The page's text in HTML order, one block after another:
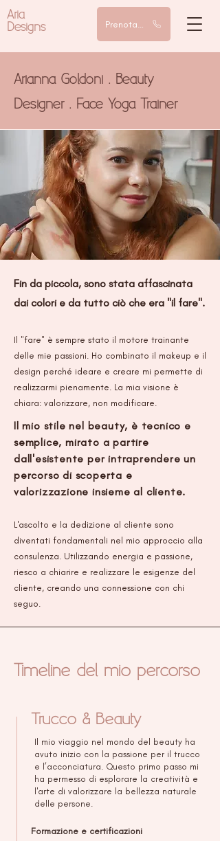
Prenota una chiamata
Aria
Designs
Arianna Goldoni . Beauty
Designer . Face Yoga Trainer
Fin da piccola, sono stata affascinata
dai colori e da tutto ciò che era "il fare".
Il "fare" è sempre stato il motore trainante
delle mie passioni. Ho combinato il makeup e il
design perché ideare e creare mi permette di
realizzarmi pienamente. La mia visione è
chiara: valorizzare, non modificare.
Il mio stile nel beauty, è tecnico e
semplice, mirato a partire
dall'esistente per intraprendere un
percorso di scoperta e
valorizzazione insieme al cliente.​
L'ascolto e la dedizione al cliente sono
diventati fondamentali nel mio approccio alla
consulenza. Utilizzando energia e passione,
riesco a chiarire e realizzare le esigenze del
cliente, creando una connessione con chi
seguo.
Timeline del mio percorso
Trucco & Beauty
Il mio viaggio nel mondo del beauty ha
avuto inizio con la passione per il trucco
e l’acconciatura. Questo primo passo mi
ha permesso di esplorare la creatività e
l'arte di valorizzare la bellezza naturale
delle persone.
Formazione e certificazioni